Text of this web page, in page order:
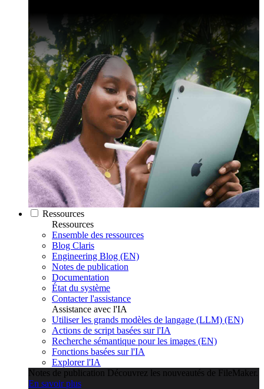
Ressources
Ressources
Ensemble des ressources
Blog Claris
Engineering Blog (EN)
Notes de publication
Documentation
État du système
Contacter l'assistance
Assistance avec l'IA
Utiliser les grands modèles de langage (LLM) (EN)
Actions de script basées sur l'IA
Recherche sémantique pour les images (EN)
Fonctions basées sur l'IA
Explorer l'IA
Notes de publication Découvrez les nouveautés de FileMaker.
En savoir plus